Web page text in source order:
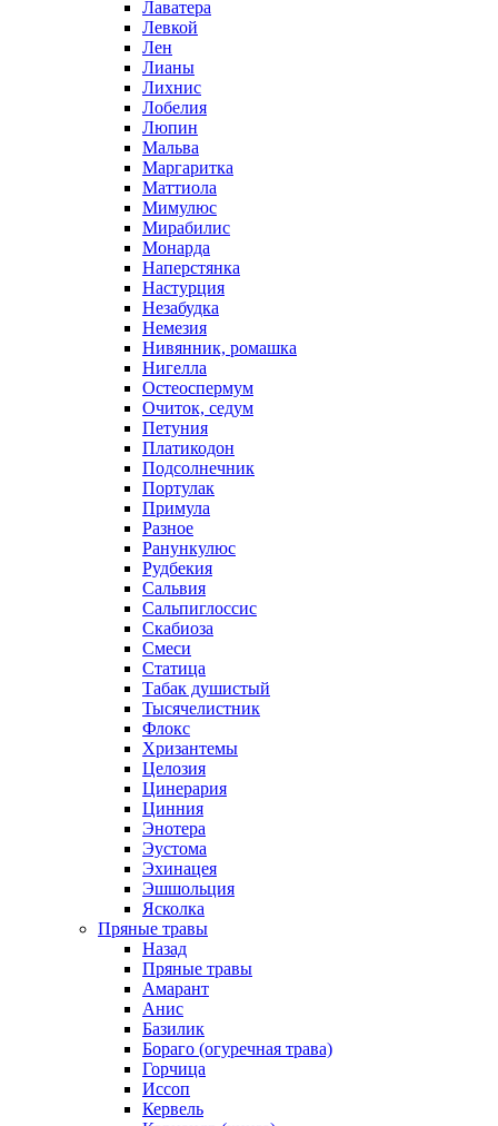
Лаватера
Левкой
Лен
Лианы
Лихнис
Лобелия
Люпин
Мальва
Маргаритка
Маттиола
Мимулюс
Мирабилис
Монарда
Наперстянка
Настурция
Незабудка
Немезия
Нивянник, ромашка
Нигелла
Остеоспермум
Очиток, седум
Петуния
Платикодон
Подсолнечник
Портулак
Примула
Разное
Ранункулюс
Рудбекия
Сальвия
Сальпиглоссис
Скабиоза
Смеси
Статица
Табак душистый
Тысячелистник
Флокс
Хризантемы
Целозия
Цинерария
Цинния
Энотера
Эустома
Эхинацея
Эшшольция
Ясколка
Пряные травы
Назад
Пряные травы
Амарант
Анис
Базилик
Бораго (огуречная трава)
Горчица
Иссоп
Кервель